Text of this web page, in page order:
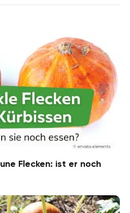
Flecken: ist er noch